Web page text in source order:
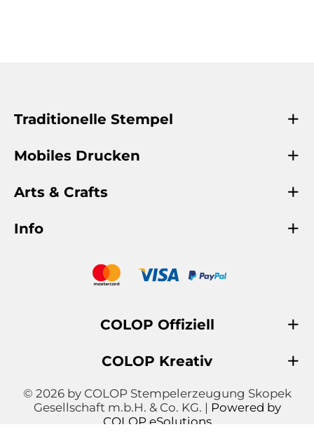
Traditionelle Stempel
Mobiles Drucken
Arts & Crafts
Info
COLOP Offiziell
COLOP Kreativ
© 2026 by COLOP Stempelerzeugung Skopek
Gesellschaft m.b.H. & Co. KG. | Powered by
COLOP eSolutions